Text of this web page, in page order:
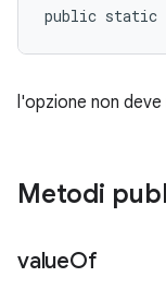
public static
l'opzione non
Metodi
valueOf